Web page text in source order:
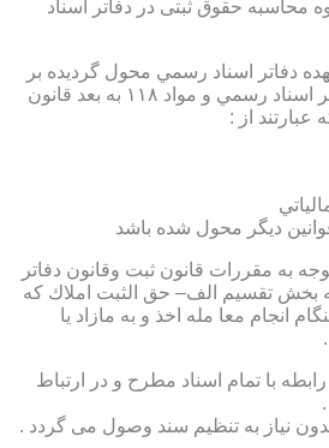
محاسبه حقوق ثبتی در دفاتر اسناد
دفاتر اسناد رسمي محول گرديده بر
اساس ماده ۵۰ قانون دفاتر اسناد رسمي و مواد ۱۱۸ به بعد قانون
از :
به مقررات قانون ثبت وقانون دفاتر
بخش تقسيم الف– حق الثبت املاك كه
انجام معا مله اخذ و به مازاد يا
با تمام اسناد مطرح و در ارتباط
نياز به تنظیم سند وصول می گردد .